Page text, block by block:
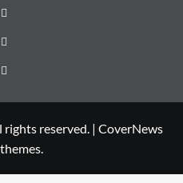
Facebook
Twitter
Youtube
reserved. | CoverNews